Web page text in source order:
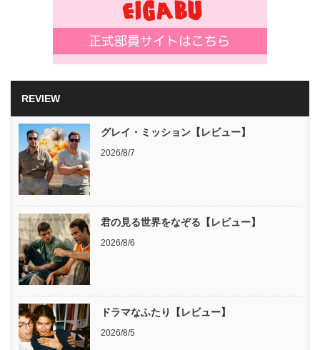
REVIEW
グレイ・ミッション【レビュー】
2026/8/7
君の見る世界をなぞる【レビュー】
2026/8/6
ドラマなふたり【レビュー】
2026/8/5